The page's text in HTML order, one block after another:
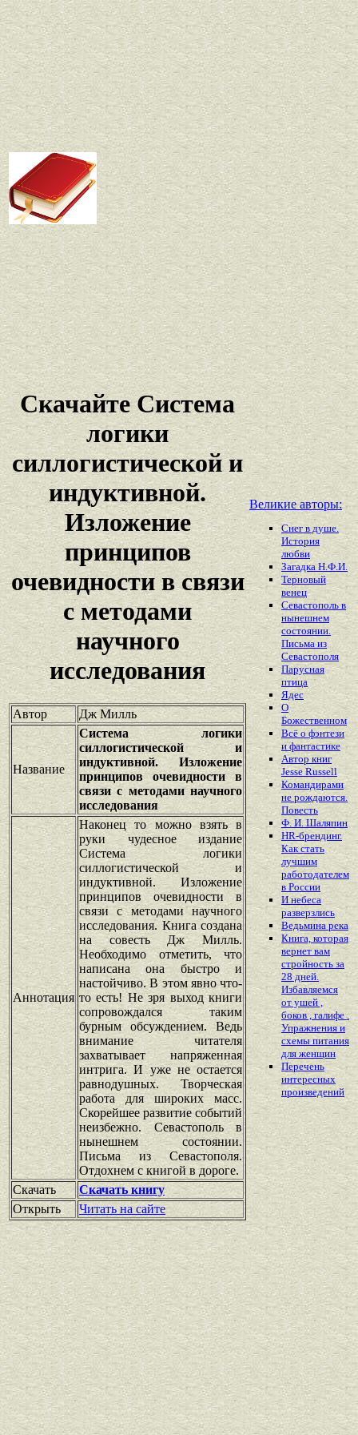
Скачайте Система
логики
силлогистической и
индуктивной.
Изложение
принципов
очевидности в связи
с методами
научного
исследования
Автор Дж Милль
Название
Система логики
силлогистической и
индуктивной. Изложение
принципов очевидности в
связи с методами научного
исследования
Аннотация
Наконец то можно взять в
руки чудесное издание
Система логики
силлогистической и
индуктивной. Изложение
принципов очевидности в
связи с методами научного
исследования. Книга создана
на совесть Дж Милль.
Необходимо отметить, что
написана она быстро и
настойчиво. В этом явно что-
то есть! Не зря выход книги
сопровождался таким
бурным обсуждением. Ведь
внимание читателя
захватывает напряженная
интрига. И уже не остается
равнодушных. Творческая
работа для широких масс.
Скорейшее развитие событий
неизбежно. Севастополь в
нынешнем состоянии.
Письма из Севастополя.
Отдохнем с книгой в дороге.
Скачать
Скачать книгу
Открыть
Читать на сайте
Великие авторы:
Снег в душе.
История
любви
Загадка Н.Ф.И.
Терновый
венец
Севастополь в
нынешнем
состоянии.
Письма из
Севастополя
Парусная
птица
Ядес
О
Божественном
Всё о фэнтези
и фантастике
Автор книг
Jesse Russell
Командирами
не рождаются.
Повесть
Ф. И. Шаляпин
HR-брендинг.
Как стать
лучшим
работодателем
в России
И небеса
разверзлись
Ведьмина река
Книга, которая
вернет вам
стройность за
28 дней.
Избавляемся
от ушей ,
боков , галифе .
Упражнения и
схемы питания
для женщин
Перечень
интересных
произведений